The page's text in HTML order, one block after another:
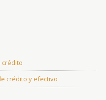
crédito
crédito y efectivo